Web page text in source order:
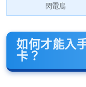
閃電鳥
如何才能入
卡？